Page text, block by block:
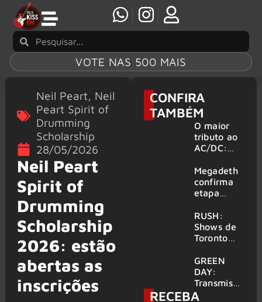
VOTE NAS 500 MAIS
Neil Peart, Neil
Peart Spirit of
Drumming
Scholarship
28/05/2026
Neil Peart
Spirit of
Drumming
Scholarship
2026: estão
abertas as
inscrições
CONFIRA
TAMBÉM
O maior
tributo ao
AC/DC:
traz ao
Brasil um
repertório
atravessa
gerações
Megadeth
confirma
etapa
da turnê
de
despedida
RUSH:
Shows de
Toronto
filmados
para
provável
filme
GREEN
DAY:
Transmissã
o 24 horas
RECEBA